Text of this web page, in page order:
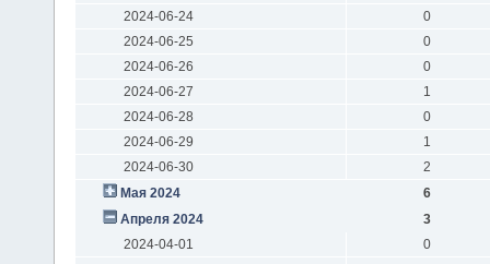
2024-06-24
0
2024-06-25
0
2024-06-26
0
2024-06-27
1
2024-06-28
0
2024-06-29
1
2024-06-30
2
Мая 2024
6
Апреля 2024
3
2024-04-01
0